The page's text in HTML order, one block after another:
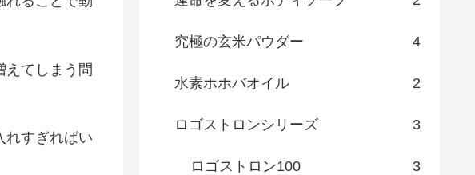
えてしまう問
れすぎればい
究極の玄米パウダー 4
水素ホホバオイル 2
ロゴストロンシリーズ 3
ロゴストロン100 3